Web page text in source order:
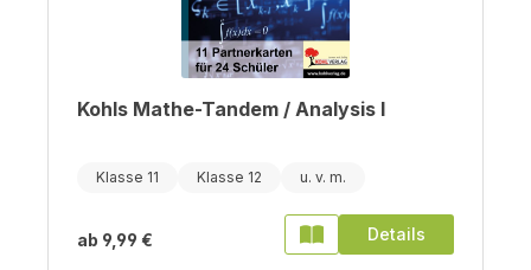
Kohls Mathe-Tandem / Analysis I
Klasse 11 Klasse 12
ab 9,99 € Details